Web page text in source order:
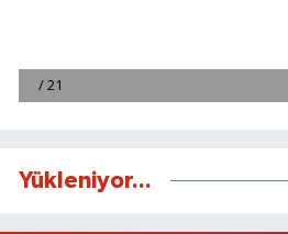
Yükleniyor...